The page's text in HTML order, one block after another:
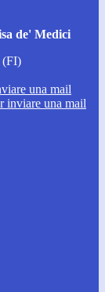
de' Medici
(FI)
una mail
inviare una mail